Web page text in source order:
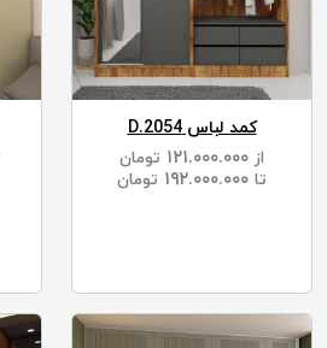
کمد لباس D.2054
از
تومان
تا
تومان